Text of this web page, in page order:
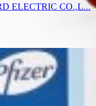
ELECTRIC CO.,L...